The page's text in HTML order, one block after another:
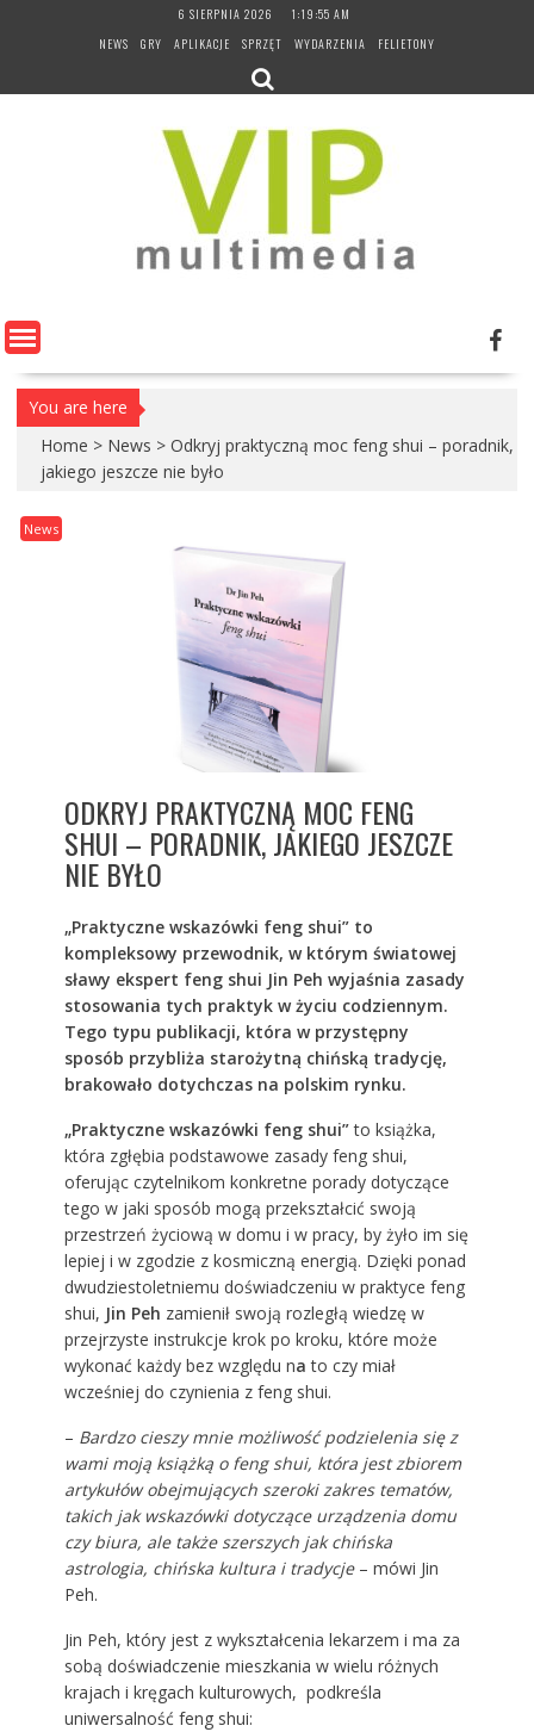
6 SIERPNIA 2026
1:19:55 AM
NEWS
GRY APLIKACJE SPRZĘT WYDARZENIA FELIETONY
You are here
Home > News > Odkryj praktyczną moc feng shui – poradnik,
jakiego jeszcze nie było
News
ODKRYJ PRAKTYCZNĄ MOC FENG
SHUI – PORADNIK, JAKIEGO JESZCZE
NIE BYŁO
„Praktyczne wskazówki feng shui” to
kompleksowy przewodnik, w którym światowej
sławy ekspert feng shui Jin Peh wyjaśnia zasady
stosowania tych praktyk w życiu codziennym.
Tego typu publikacji, która w przystępny
sposób przybliża starożytną chińską tradycję,
brakowało dotychczas na polskim rynku.
„Praktyczne wskazówki feng shui”to książka,
która zgłębia podstawowe zasady feng shui,
oferując czytelnikom konkretne porady dotyczące
tego w jaki sposób mogą przekształcić swoją
przestrzeń życiową w domu i w pracy, by żyło im się
lepiej i w zgodzie z kosmiczną energią. Dzięki ponad
dwudziestoletniemu doświadczeniu w praktyce feng
shui, Jin Peh zamienił swoją rozległą wiedzę w
przejrzyste instrukcje krok po kroku, które może
wykonać każdy bez względu na to czy miał
wcześniej do czynienia z feng shui.
– Bardzo cieszy mnie możliwość podzielenia się z
wami moją książką o feng shui, która jest zbiorem
artykułów obejmujących szeroki zakres tematów,
takich jak wskazówki dotyczące urządzenia domu
czy biura, ale także szerszych jak chińska
astrologia, chińska kultura i tradycje – mówi Jin
Peh.
Jin Peh, który jest z wykształcenia lekarzem i ma za
sobą doświadczenie mieszkania w wielu różnych
krajach i kręgach kulturowych, podkreśla
uniwersalność feng shui: